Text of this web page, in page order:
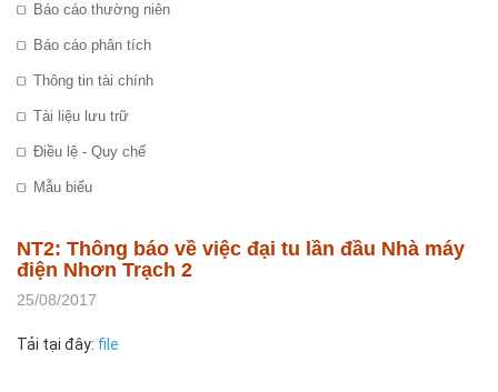
Báo cáo thường niên
Báo cáo phân tích
Thông tin tài chính
Tài liệu lưu trữ
Điều lệ - Quy chế
Mẫu biểu
NT2: Thông báo về việc đại tu lần đầu Nhà máy
điện Nhơn Trạch 2
25/08/2017
Tải tại đây: f ile